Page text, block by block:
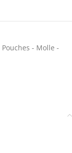
Pouches - Molle -